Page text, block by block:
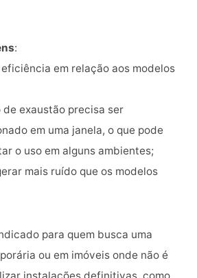
:
em relação aos modelos
de exaustão precisa ser
em uma janela, o que pode
o uso em alguns ambientes;
mais ruído que os modelos
para quem busca uma
ou em imóveis onde não é
instalações definitivas, como